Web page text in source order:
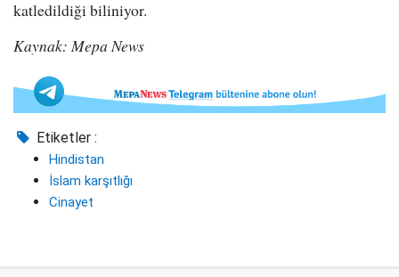
katledildiği biliniyor.
Kaynak: Mepa News
Etiketler :
Hindistan
İslam karşıtlığı
Cinayet